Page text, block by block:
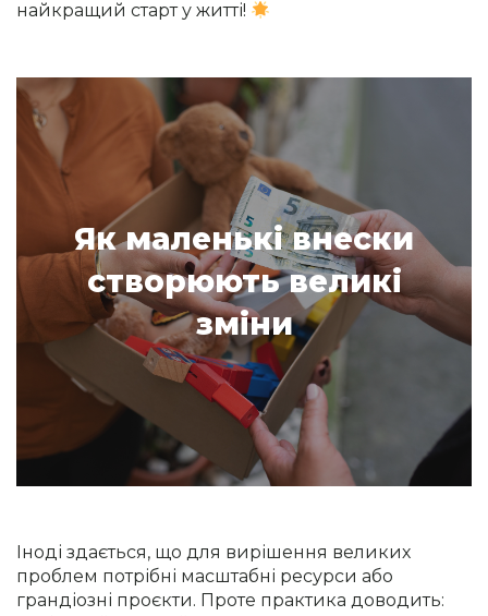
найкращий старт у житті!
Як маленькі внески
створюють великі
зміни
Іноді здається, що для вирішення великих
проблем потрібні масштабні ресурси або
грандіозні проєкти. Проте практика доводить: